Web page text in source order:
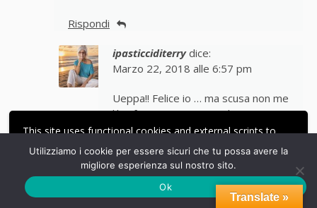
This site uses functional cookies and external scripts to
improve your experience.
LE MIE IMPOSTAZIONI
ACCETTA
Rispondi
ipasticciditerry dice:
Marzo 22, 2018 alle 6:57 pm
Ueppa!! Felice io … ma scusa non me
l’hai fatto nemmeno vedere?
Scherzi a parte, sono molto
contenta ti sia piaciuto. Un bacione
grande
Translate »
Utilizziamo i cookie per essere sicuri che tu possa avere la
migliore esperienza sul nostro sito.
Ok